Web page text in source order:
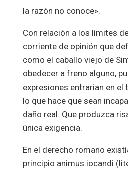
la razón no conoce».
Con relación a los límites
corriente de opinión que
como el caballo viejo de
obedecer a freno alguno,
expresiones entrarían en el
lo que hace que sean
daño real. Que produzca
única exigencia.
En el derecho romano
principio animus iocandi